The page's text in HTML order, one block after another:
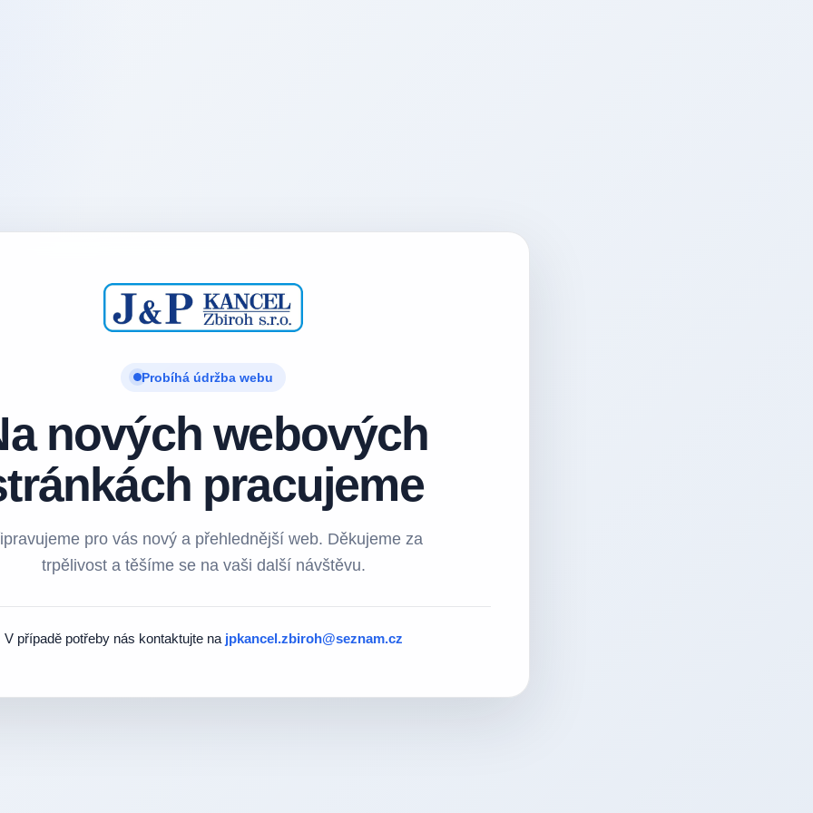
Probíhá údržba webu
nových webových
pracujeme
pro vás nový a přehlednější web. Děkujeme za
trpělivost a těšíme se na vaši další návštěvu.
V případě potřeby nás kontaktujte na jpkancel.zbiroh@seznam.cz